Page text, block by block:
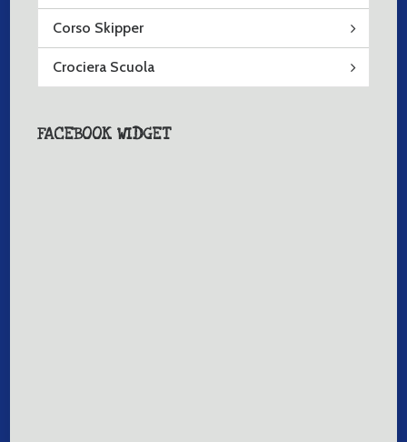
Corso Skipper
Crociera Scuola
FACEBOOK WIDGET